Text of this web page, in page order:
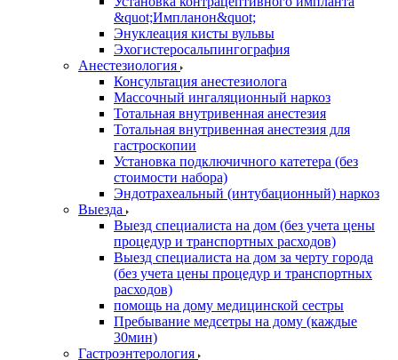
&quot;Импланон&quot;
Энуклеация кисты вульвы
Эхогистеросальпингография
Анестезиология
Консультация анестезиолога
Массочный ингаляционный наркоз
Тотальная внутривенная анестезия
Тотальная внутривенная анестезия для
гастроскопии
Установка подключичного катетера (без
стоимости набора)
Эндотрахеальный (интубационный) наркоз
Выезда
Выезд специалиста на дом (без учета цены
процедур и транспортных расходов)
Выезд специалиста на дом за черту города
(без учета цены процедур и транспортных
расходов)
помощь на дому медицинской сестры
Пребывание медсетры на дому (каждые
30мин)
Гастроэнтерология